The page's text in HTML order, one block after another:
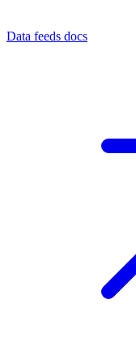
Data feeds docs